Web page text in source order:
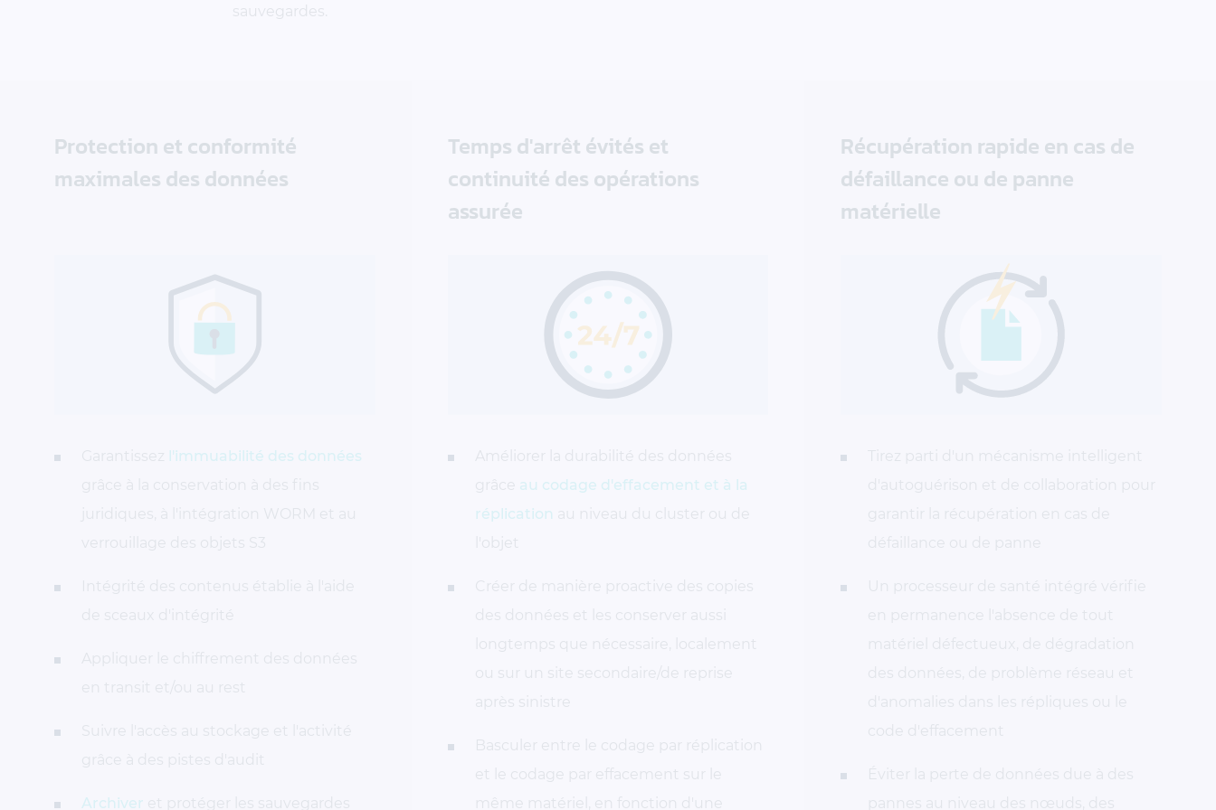
sauvegardes.
Protection et conformité
maximales des données
l'immuabilité des données
Archiver
Temps d'arrêt évités et
continuité des opérations
assurée
au codage d'effacement et à la
réplication
Récupération rapide en cas de
défaillance ou de panne
matérielle